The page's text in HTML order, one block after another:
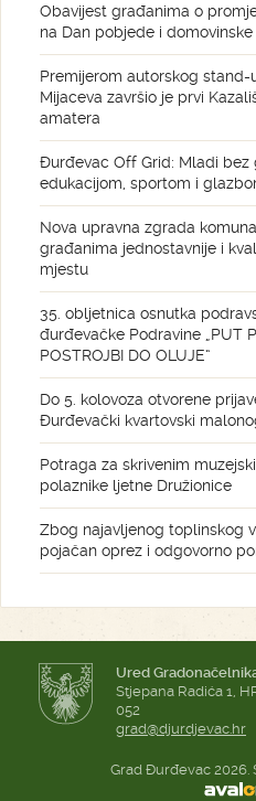
Obavijest građanima o
na Dan pobjede i
Premijerom autorskog stand-
Mijaceva završio je prvi
amatera
Đurđevac Off Grid: Mladi bez
edukacijom, sportom i
Nova upravna zgrada
građanima jednostavnije i
mjestu
35. obljetnica osnutka
đurđevačke Podravine „PUT
POSTROJBI DO OLUJE“
Do 5. kolovoza otvorene
Đurđevački kvartovski
Potraga za skrivenim
polaznike ljetne Družionice
Zbog najavljenog toplinskog
pojačan oprez i odgovorno
Ured
Stjepana Radića 1,
052
grad@djurdjevac.hr
Grad Đurđevac 2026.